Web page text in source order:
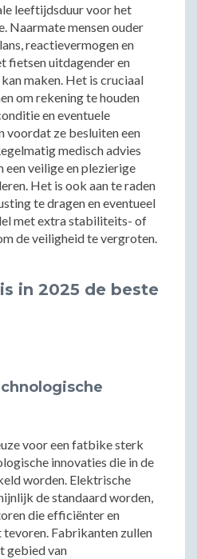
leeftijdsduur voor het
Naarmate mensen ouder
reactievermogen en
fietsen uitdagender en
maken. Het is cruciaal
om rekening te houden
en eventuele
voordat ze besluiten een
medisch advies
een veilige en plezierige
Het is ook aan te raden
te dragen en eventueel
met extra stabiliteits- of
de veiligheid te vergroten.
in 2025 de beste
voor een fatbike sterk
innovaties die in de
worden. Elektrische
de standaard worden,
die efficiënter en
Fabrikanten zullen
gebied van